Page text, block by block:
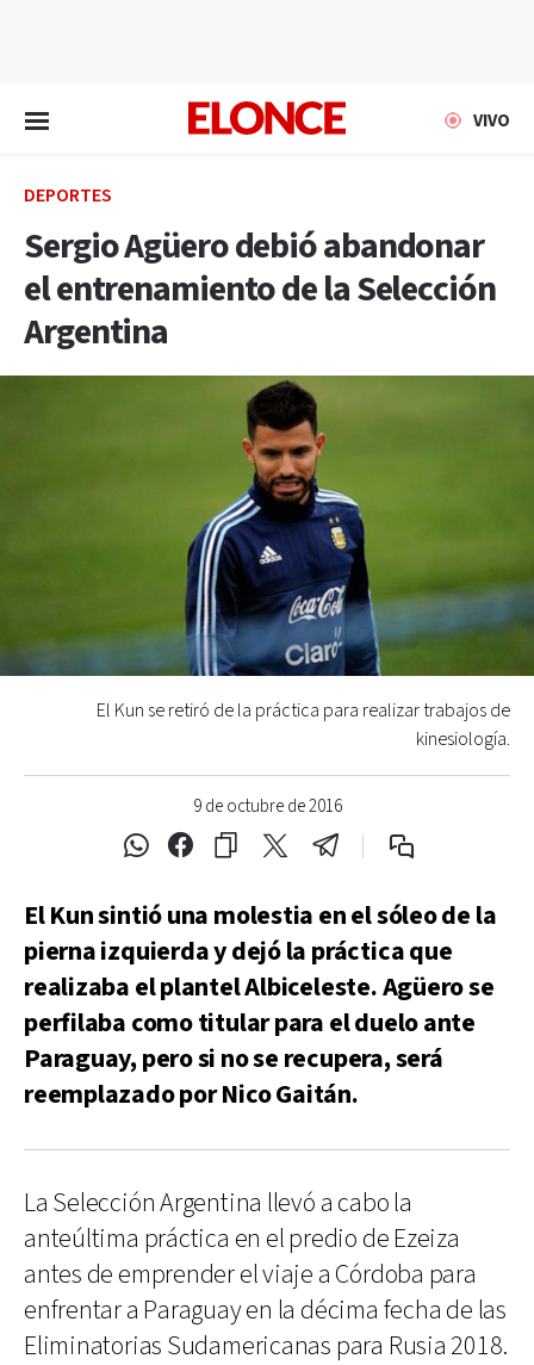
VIVO
DEPORTES
Sergio Agüero debió abandonar
el entrenamiento de la Selección
Argentina
9 de octubre de 2016
El Kun se retiró de la práctica para realizar trabajos de
kinesiología.
El Kun sintió una molestia en el sóleo de la
pierna izquierda y dejó la práctica que
realizaba el plantel Albiceleste. Agüero se
perfilaba como titular para el duelo ante
Paraguay, pero si no se recupera, será
reemplazado por Nico Gaitán.
La Selección Argentina llevó a cabo la
anteúltima práctica en el predio de Ezeiza
antes de emprender el viaje a Córdoba para
enfrentar a Paraguay en la décima fecha de las
Eliminatorias Sudamericanas para Rusia 2018.